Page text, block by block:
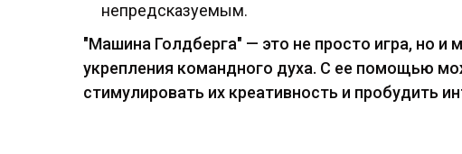
непредсказуемым.
"Машина Голдберга" — это не просто игра, но
укрепления командного духа. С ее помощью
стимулировать их креативность и пробудить